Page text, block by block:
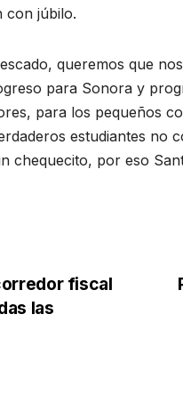
con júbilo.
queremos que
para Sonora y
para los pequeños
estudiantes no
chequecito, por eso
fiscal
las